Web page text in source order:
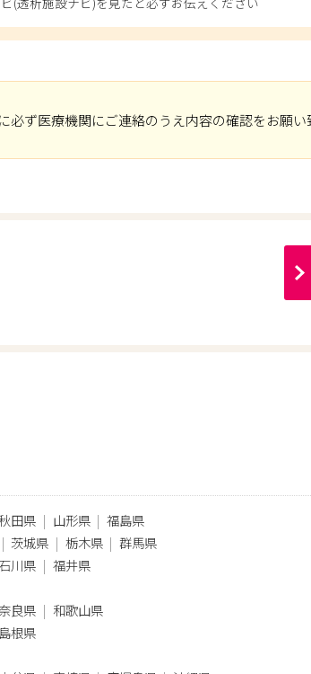
必ず医療機関にご連絡のうえ内容の確認をお願い
田県 山形県
福島県
茨城県 栃木県
群馬県
川県
福井県
良県
和歌山県
島根県